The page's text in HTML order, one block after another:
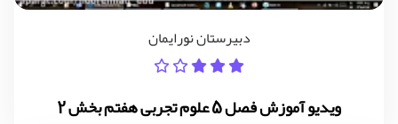
دبیرستان نورایمان
ویدیو آموزش فصل 5 علوم تجربی هفتم بخش 2